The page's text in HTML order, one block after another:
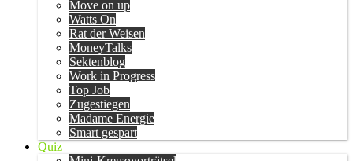
Move on up
Watts On
Rat der Weisen
MoneyTalks
Sektenblog
Work in Progress
Top Job
Zugestiegen
Madame Energie
Smart gespart
Quiz